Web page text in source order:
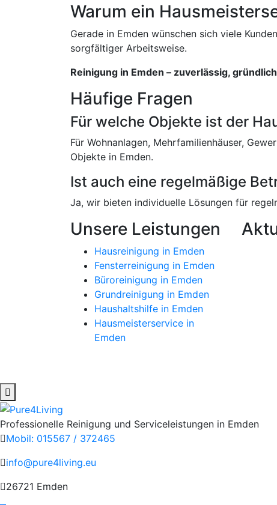
Warum ein
Gerade in Emden wünschen sich viele
sorgfältiger Arbeitsweise.
Reinigung in Emden – zuverlässig,
Häufige Fragen
Für welche Objekte ist der
Für Wohnanlagen, Mehrfamilienhäuser,
Objekte in Emden.
Ist auch eine regelmäßige
Ja, wir bieten individuelle Lösungen für
Unsere Leistungen
Hausreinigung in Emden
Fensterreinigung in Emden
Büroreinigung in Emden
Grundreinigung in Emden
Haushaltshilfe in Emden
Hausmeisterservice in
Emden
Professionelle Reinigung und Serviceleistungen in Emden
Mobil: 015567 / 372465
info@pure4living.eu
26721 Emden